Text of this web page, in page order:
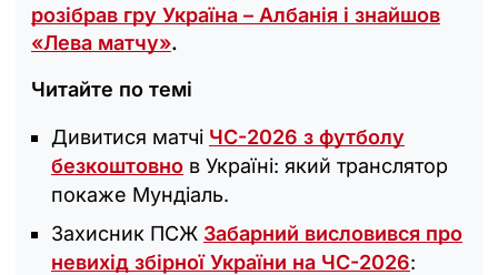
розібрав гру Україна – Албанія і знайшов
«Лева матчу».
Читайте по темі
Дивитися матчі ЧС-2026 з футболу
безкоштовно в Україні: який транслятор
покаже Мундіаль.
Захисник ПСЖ Забарний висловився про
невихід збірної України на ЧС-2026: